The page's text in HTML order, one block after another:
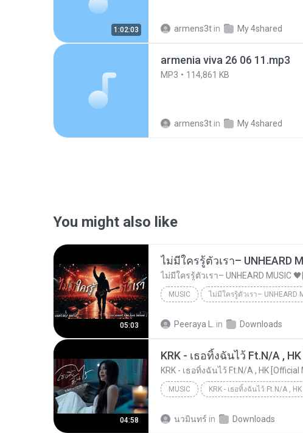
1:02:03 armens3t in My 4shared
armenia viva 26 06 11.mp3
MP3 114,861 KB
armens3t in My 4shared
You might also like
05:03
MUSIC
Peeraya L. in Downloads
04:58
KRK - เธอทิ้งฉันไว้ Ft.N/A ,
KRK - เธอทิ้งฉันไว้ Ft.N/A , HK [Official
MUSIC
นวมินทร์ in Downloads